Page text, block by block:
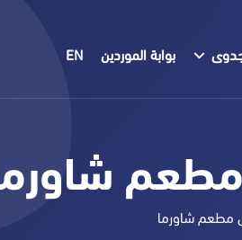
بوابة الموردين EN
مطعم شاورما